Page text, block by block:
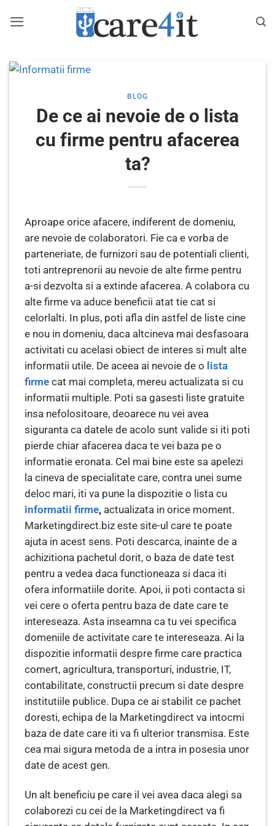
BLOG
De ce ai nevoie de o lista
cu firme pentru afacerea
ta?
Aproape orice afacere, indiferent de domeniu,
are nevoie de colaboratori. Fie ca e vorba de
parteneriate, de furnizori sau de potentiali clienti,
toti antreprenorii au nevoie de alte firme pentru
a-si dezvolta si a extinde afacerea. A colabora cu
alte firme va aduce beneficii atat tie cat si
celorlalti. In plus, poti afla din astfel de liste cine
e nou in domeniu, daca altcineva mai desfasoara
activitati cu acelasi obiect de interes si mult alte
informatii utile. De aceea ai nevoie de o lista
firme cat mai completa, mereu actualizata si cu
informatii multiple. Poti sa gasesti liste gratuite
insa nefolositoare, deoarece nu vei avea
siguranta ca datele de acolo sunt valide si iti poti
pierde chiar afacerea daca te vei baza pe o
informatie eronata. Cel mai bine este sa apelezi
la cineva de specialitate care, contra unei sume
deloc mari, iti va pune la dispozitie o lista cu
informatii firme, actualizata in orice moment.
Marketingdirect.biz este site-ul care te poate
ajuta in acest sens. Poti descarca, inainte de a
achizitiona pachetul dorit, o baza de date test
pentru a vedea daca functioneaza si daca iti
ofera informatiile dorite. Apoi, ii poti contacta si
vei cere o oferta pentru baza de date care te
intereseaza. Asta inseamna ca tu vei specifica
domeniile de activitate care te intereseaza. Ai la
dispozitie informatii despre firme care practica
comert, agricultura, transporturi, industrie, IT,
contabilitate, constructii precum si date despre
institutiile publice. Dupa ce ai stabilit ce pachet
doresti, echipa de la Marketingdirect va intocmi
baza de date care iti va fi ulterior transmisa. Este
cea mai sigura metoda de a intra in posesia unor
date de acest gen.
Un alt beneficiu pe care il vei avea daca alegi sa
colaborezi cu cei de la Marketingdirect va fi